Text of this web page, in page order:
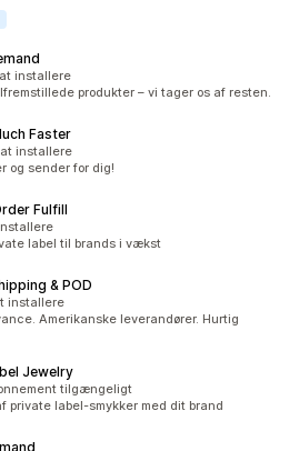
installere
produkter – vi tager os af resten.
Faster
installere
og sender for dig!
Fulfill
label til brands i vækst
& POD
installere
Amerikanske leverandører. Hurtig
Jewelry
tilgængeligt
private label-smykker med dit brand